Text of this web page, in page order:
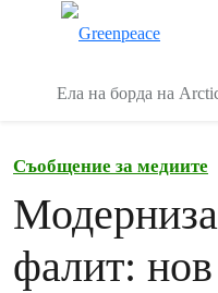
Ела на борда на
Съобщение за медиите
фалит: